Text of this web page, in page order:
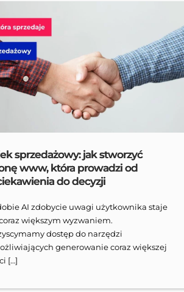
sprzedażowy: jak stworzyć
www, która prowadzi od
do decyzji
AI zdobycie uwagi użytkownika staje
większym wyzwaniem.
dostęp do narzędzi
generowanie coraz większej
[…]